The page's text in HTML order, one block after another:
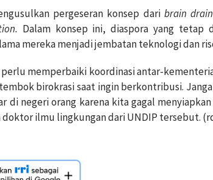
pergeseran konsep dari brain drain
Dalam konsep ini, diaspora yang tetap
mereka menjadi jembatan teknologi dan
memperbaiki koordinasi antar-
birokrasi saat ingin berkontribusi.
di negeri orang karena kita gagal
ilmu lingkungan dari UNDIP tersebut.